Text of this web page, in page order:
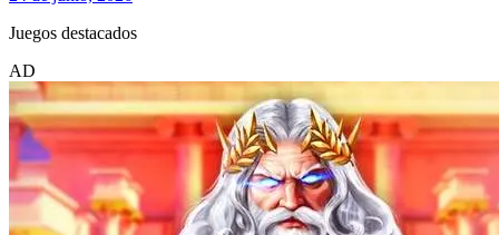
Juegos destacados
AD